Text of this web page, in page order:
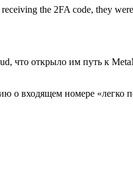
the 2FA code, they
что открыло им путь к
о входящем номере «легко